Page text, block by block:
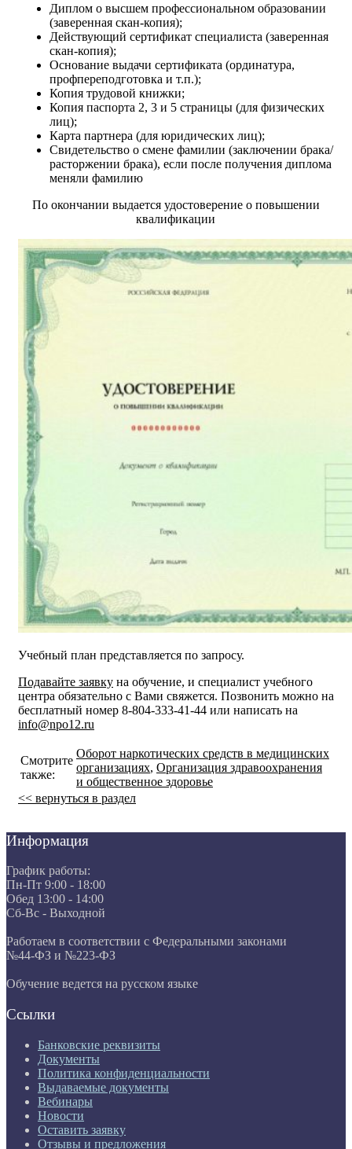
Диплом о высшем профессиональном образовании
(заверенная скан-копия);
Действующий сертификат специалиста (заверенная
скан-копия);
Основание выдачи сертификата (ординатура,
профпереподготовка и т.п.);
Копия трудовой книжки;
Копия паспорта 2, 3 и 5 страницы (для физических
лиц);
Карта партнера (для юридических лиц);
Свидетельство о смене фамилии (заключении брака/
расторжении брака), если после получения диплома
меняли фамилию
По окончании выдается удостоверение о повышении
квалификации
Учебный план представляется по запросу.
Подавайте заявку на обучение, и специалист учебного
центра обязательно с Вами свяжется. Позвонить можно на
бесплатный номер 8-804-333-41-44 или написать на
info@npo12.ru
Смотрите
также:
Оборот наркотических средств в медицинских
организациях, Организация здравоохранения
и общественное здоровье
<< вернуться в раздел
Информация
График работы:
Пн-Пт 9:00 - 18:00
Обед 13:00 - 14:00
Сб-Вс - Выходной
Работаем в соответствии с Федеральными законами
№44-ФЗ и №223-ФЗ
Обучение ведется на русском языке
Ссылки
Банковские реквизиты
Документы
Политика конфиденциальности
Выдаваемые документы
Вебинары
Новости
Оставить заявку
Отзывы и предложения